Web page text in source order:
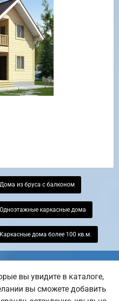
Дома из бруса с балконом
Одноэтажные каркасные дома
Каркасные дома более 100 кв.м.
вы увидите в каталоге,
вы сможете добавить